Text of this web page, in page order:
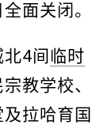
面关闭。
4间 临时
教学校、
拉哈育国